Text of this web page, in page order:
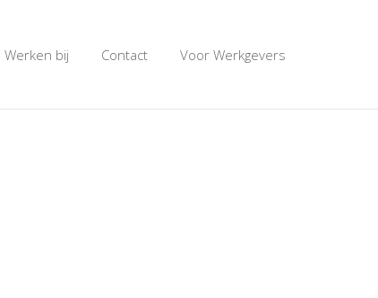
Werken bij Contact Voor Werkgevers